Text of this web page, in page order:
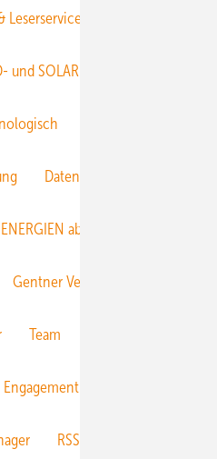
Leserservice
SOLARENERGIE
Datenschutz
abonnieren
Gentner Verlag
Team
RSS-Feed